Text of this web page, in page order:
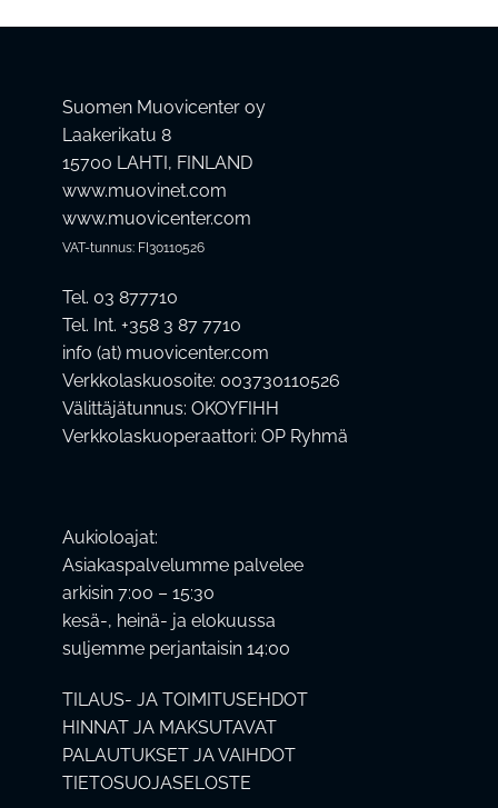
Suomen Muovicenter oy
Laakerikatu 8
15700 LAHTI, FINLAND
www.muovinet.com
www.muovicenter.com
VAT-tunnus: FI30110526
Tel. 03 877710
Tel. Int. +358 3 87 7710
info (at) muovicenter.com
Verkkolaskuosoite: 003730110526
Välittäjätunnus: OKOYFIHH
Verkkolaskuoperaattori: OP Ryhmä
Aukioloajat:
Asiakaspalvelumme palvelee
arkisin 7:00 – 15:30
kesä-, heinä- ja elokuussa
suljemme perjantaisin 14:00
TILAUS- JA TOIMITUSEHDOT
HINNAT JA MAKSUTAVAT
PALAUTUKSET JA VAIHDOT
TIETOSUOJASELOSTE